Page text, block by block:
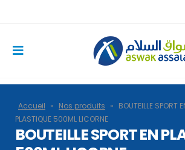
Accueil » Nos produits » BOUTEILLE SPORT
PLASTIQUE 500ML LICORNE
BOUTEILLE SPORT EN